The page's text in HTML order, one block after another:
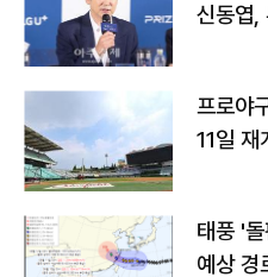
신동엽,
프로야
11일 재
태풍 '
예상 경